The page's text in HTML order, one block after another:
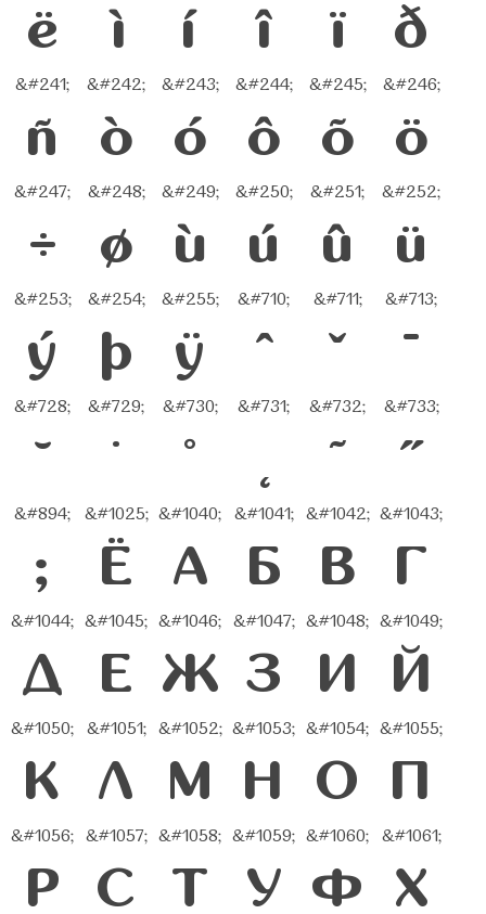
ë ì í î ï ð
&#241;
ñ
&#242;
ò
&#243;
ó
&#244;
ô
&#245;
õ
&#246;
ö
&#247;
÷
&#248;
ø
&#249;
ù
&#250;
ú
&#251;
û
&#252;
ü
&#253;
ý
&#254;
þ
&#255;
ÿ
&#710;
ˆ
&#711;
ˇ
&#713;
ˉ
&#728;
˘
&#729;
˙
&#730;
˚
&#731; &#732;
˜
&#733;
˝
&#894;
;
&#1025;
Ё
&#1040;
А
&#1041;
Б
&#1042;
В
&#1043;
Г
&#1044;
Д
&#1045;
Е
&#1046;
Ж
&#1047;
З
&#1048;
И
&#1049;
Й
&#1050;
К
&#1051;
Л
&#1052;
М
&#1053;
Н
&#1054;
О
&#1055;
П
&#1056;
Р
&#1057;
С
&#1058;
Т
&#1059;
У
&#1060;
Ф
&#1061;
Х